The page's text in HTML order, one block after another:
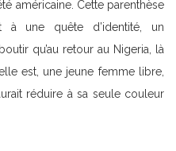
américaine. Cette parenthèse
à une quête d’identité, un
qu’au retour au Nigeria, là
est, une jeune femme libre,
réduire à sa seule couleur